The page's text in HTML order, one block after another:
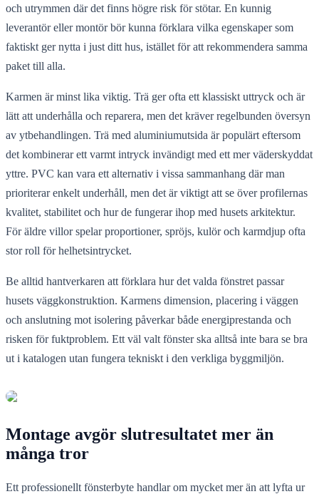
och utrymmen där det finns högre risk för stötar. En kunnig
leverantör eller montör bör kunna förklara vilka egenskaper som
faktiskt ger nytta i just ditt hus, istället för att rekommendera samma
paket till alla.
Karmen är minst lika viktig. Trä ger ofta ett klassiskt uttryck och är
lätt att underhålla och reparera, men det kräver regelbunden översyn
av ytbehandlingen. Trä med aluminiumutsida är populärt eftersom
det kombinerar ett varmt intryck invändigt med ett mer väderskyddat
yttre. PVC kan vara ett alternativ i vissa sammanhang där man
prioriterar enkelt underhåll, men det är viktigt att se över profilernas
kvalitet, stabilitet och hur de fungerar ihop med husets arkitektur.
För äldre villor spelar proportioner, spröjs, kulör och karmdjup ofta
stor roll för helhetsintrycket.
Be alltid hantverkaren att förklara hur det valda fönstret passar
husets väggkonstruktion. Karmens dimension, placering i väggen
och anslutning mot isolering påverkar både energiprestanda och
risken för fuktproblem. Ett väl valt fönster ska alltså inte bara se bra
ut i katalogen utan fungera tekniskt i den verkliga byggmiljön.
Montage avgör slutresultatet mer än
många tror
Ett professionellt fönsterbyte handlar om mycket mer än att lyfta ur